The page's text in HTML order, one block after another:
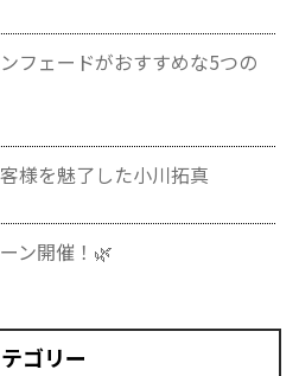
フェードがおすすめな5つの
様を魅了した小川拓真
ン開催！🌿
ゴリー